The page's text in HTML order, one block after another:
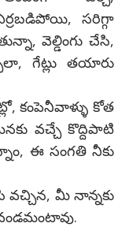
సరిగ్గా
వెల్డింగు చేసి,
గేట్లు తయారు
కోత
వచ్చే కొద్దిపాటి
ఈ సంగతి నీకు
మీ నాన్నకు